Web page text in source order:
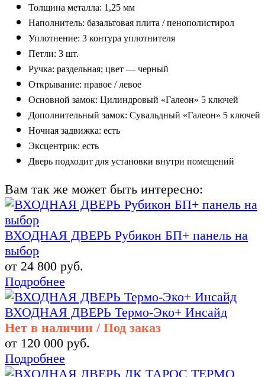
Толщина металла: 1,25 мм
Наполнитель: базальтовая плита /пенополистирол
Уплотнение: 3 контура уплотнителя
Петли: 3 шт.
Ручка: раздельная; цвет — черный
Открывание: правое / левое
Основной замок: Цилиндровый «Галеон» 5 ключей
Дополнительный замок: Сувальдный «Галеон» 5 ключей
Ночная задвижка: есть
Эксцентрик: есть
Дверь подходит для установки внутри помещений
Вам так же может быть интересно:
ВХОДНАЯ ДВЕРЬ Рубикон БП+ панель на
выбор
от 24 800 руб.
Подробнее
ВХОДНАЯ ДВЕРЬ Термо-Эко+ Инсайд
Нет в наличии / Под заказ
от 120 000 руб.
Подробнее